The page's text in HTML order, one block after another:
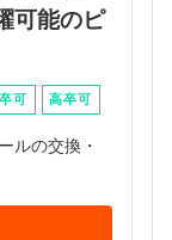
可能のピ
可 高卒可
ルの交換・